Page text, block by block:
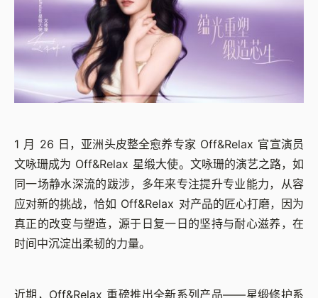
1 月 26 日，亚洲头皮整全愈养专家 Off&Relax 官宣演员
文咏珊成为 Off&Relax 星缎大使。文咏珊的演艺之路，如
同一场静水深流的跋涉，多年来专注提升专业能力，从容
应对新的挑战，恰如 Off&Relax 对产品的匠心打磨，因为
真正的改变与塑造，源于日复一日的坚持与耐心滋养，在
时间中沉淀出柔韧的力量。
近期，Off&Relax 重磅推出全新系列产品——星缎修护系